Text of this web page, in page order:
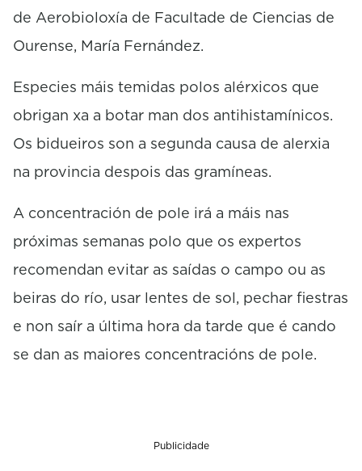
de Aerobioloxía de Facultade de Ciencias de
Ourense, María Fernández.
Especies máis temidas polos alérxicos que
obrigan xa a botar man dos antihistamínicos.
Os bidueiros son a segunda causa de alerxia
na provincia despois das gramíneas.
A concentración de pole irá a máis nas
próximas semanas polo que os expertos
recomendan evitar as saídas o campo ou as
beiras do río, usar lentes de sol, pechar fiestras
e non saír a última hora da tarde que é cando
se dan as maiores concentracións de pole.
Publicidade